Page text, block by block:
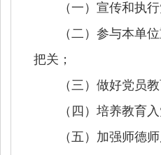
（一）宣传和执行
（二）参与本单位
把关；
（三）做好党员教
（四）培养教育入
（五）加强师德师